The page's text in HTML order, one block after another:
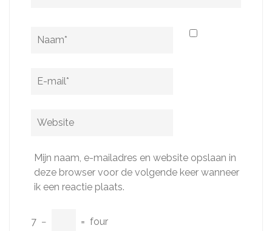
Naam
E-
Website
Mijn naam, e-mailadres en website opslaan in
deze browser voor de volgende keer wanneer
ik een reactie plaats.
7 − = four